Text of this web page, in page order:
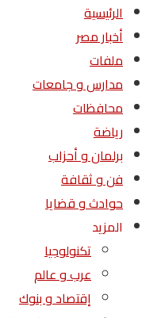
الرئيسية
أخبار مصر
ملفات
مدارس و جامعات
محافظات
رياضة
برلمان و أحزاب
فن و ثقافة
حوادث و قضايا
المزيد
تكنولوجيا
عرب و عالم
إقتصاد و بنوك